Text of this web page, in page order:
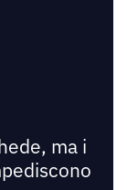
ma i